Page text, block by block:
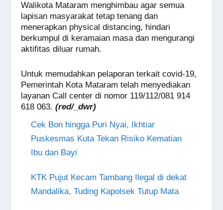
Walikota Mataram menghimbau agar semua
lapisan masyarakat tetap tenang dan
menerapkan physical distancing, hindari
berkumpul di keramaian masa dan mengurangi
aktifitas diluar rumah.
Untuk memudahkan pelaporan terkait covid-19,
Pemerintah Kota Mataram telah menyediakan
layanan Call center di nomor 119/112/081 914
618 063.(red/_dwr)
Cek Bon hingga Puri Nyai, Ikhtiar
Puskesmas Kuta Tekan Risiko Kematian
Ibu dan Bayi
KTK Pujut Kecam Tambang Ilegal di dekat
Mandalika, Tuding Kapolsek Tutup Mata